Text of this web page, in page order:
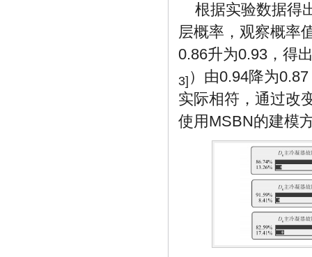
根据实验数据得
层概率，观察概率
0.86升为0.93，得
3]）由0.94降为
实际相符，通过改
使用MSBN的建模